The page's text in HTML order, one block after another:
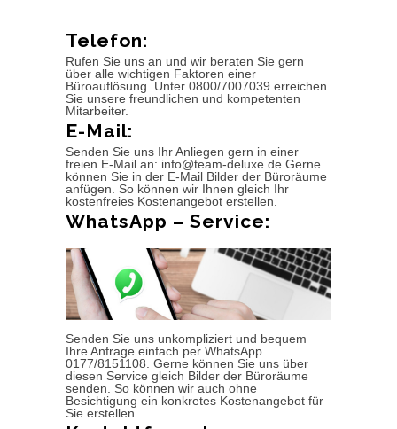
Telefon:
Rufen Sie uns an und wir beraten Sie gern
über alle wichtigen Faktoren einer
Büroauflösung. Unter 0800/7007039 erreichen
Sie unsere freundlichen und kompetenten
Mitarbeiter.
E-Mail:
Senden Sie uns Ihr Anliegen gern in einer
freien E-Mail an: info@team-deluxe.de Gerne
können Sie in der E-Mail Bilder der Büroräume
anfügen. So können wir Ihnen gleich Ihr
kostenfreies Kostenangebot erstellen.
WhatsApp – Service:
Senden Sie uns unkompliziert und bequem
Ihre Anfrage einfach per WhatsApp
0177/8151108. Gerne können Sie uns über
diesen Service gleich Bilder der Büroräume
senden. So können wir auch ohne
Besichtigung ein konkretes Kostenangebot für
Sie erstellen.